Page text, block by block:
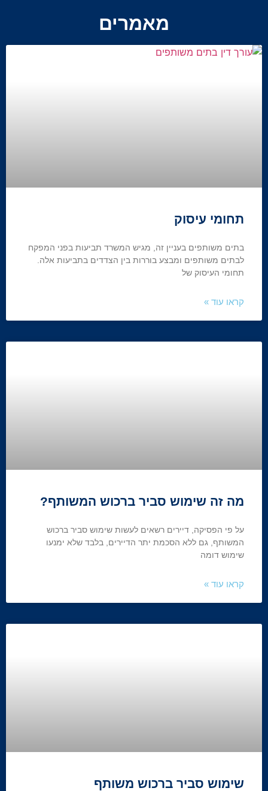
מאמרים
תחומי עיסוק
בתים משותפים בעניין זה, מגיש המשרד תביעות בפני המפקח
לבתים משותפים ומבצע בוררות בין הצדדים בתביעות אלה.
תחומי העיסוק של
קראו עוד »
על פי הפסיקה, דיירים רשאים לעשות שימוש סביר ברכוש
המשותף, גם ללא הסכמת יתר הדיירים, בלבד שלא ימנעו
שימוש דומה
קראו עוד »
שימוש סביר ברכוש משותף